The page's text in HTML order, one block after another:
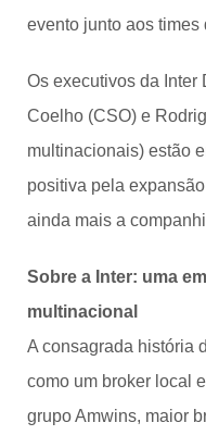
evento junto aos times
Os executivos da Inter
Coelho (CSO) e
multinacionais) estão
positiva pela
ainda mais a
Sobre a Inter: uma
multinacional
A consagrada história
como um broker local
grupo Amwins, maior